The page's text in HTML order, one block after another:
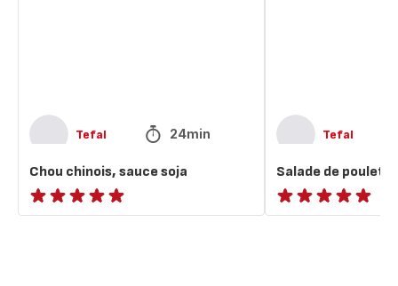
Tefal 24min
Chou chinois, sauce soja
ratings.NaN
Tefal
Salade de poulet
ratings.NaN